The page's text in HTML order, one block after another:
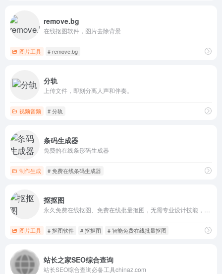
remove.bg
在线抠图软件，图片去除背景
图片工具 # remove.bg
分轨
上传文件，即刻分离人声和伴奏。
视频音频 # 分轨
条码生成器
免费的在线条形码生成器
制作生成 # 免费在线条码生成器
抠抠图
图片工具 # 抠图软件 # 抠抠图 # 智能免费在线批量抠图
站长之家SEO综合查询
站长SEO综合查询必备工具chinaz.com